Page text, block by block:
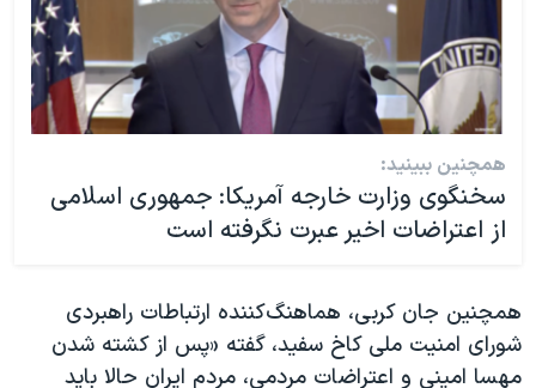
همچنین ببینید:
سخنگوی وزارت خارجه آمریکا: جمهوری اسلامی
از اعتراضات اخیر عبرت نگرفته است
همچنین جان کربی، هماهنگ‌کننده ارتباطات راهبردی
شورای امنیت ملی کاخ سفید، گفته «پس از کشته شدن
مهسا امینی و اعتراضات مردمی، مردم ایران حالا باید